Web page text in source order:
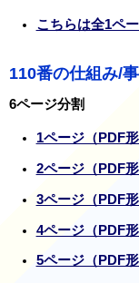
こちらは全1ペ
110番の仕組み/
6ページ分割
1ページ（PDF
2ページ（PDF
3ページ（PDF
4ページ（PDF
5ページ（PDF